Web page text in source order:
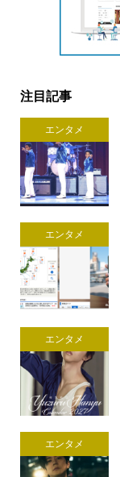
注目記事
エンタメ
エンタメ
エンタメ
エンタメ